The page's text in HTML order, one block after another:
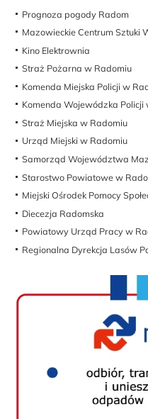
Prognoza pogody Radom
Mazowieckie Centrum Sztuki
Kino Elektrownia
Straż Pożarna w Radomiu
Komenda Miejska Policji w
Komenda Wojewódzka Policji
Straż Miejska w Radomiu
Urząd Miejski w Radomiu
Samorząd Województwa
Starostwo Powiatowe w
Miejski Ośrodek Pomocy
Diecezja Radomska
Powiatowy Urząd Pracy w
Regionalna Dyrekcja Lasów